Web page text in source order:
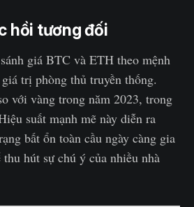
hồi tương đối
giá BTC và ETH theo mệnh
trị phòng thủ truyền thống.
với vàng trong năm 2023, trong
suất mạnh mẽ này diễn ra
bất ổn toàn cầu ngày càng gia
hút sự chú ý của nhiều nhà